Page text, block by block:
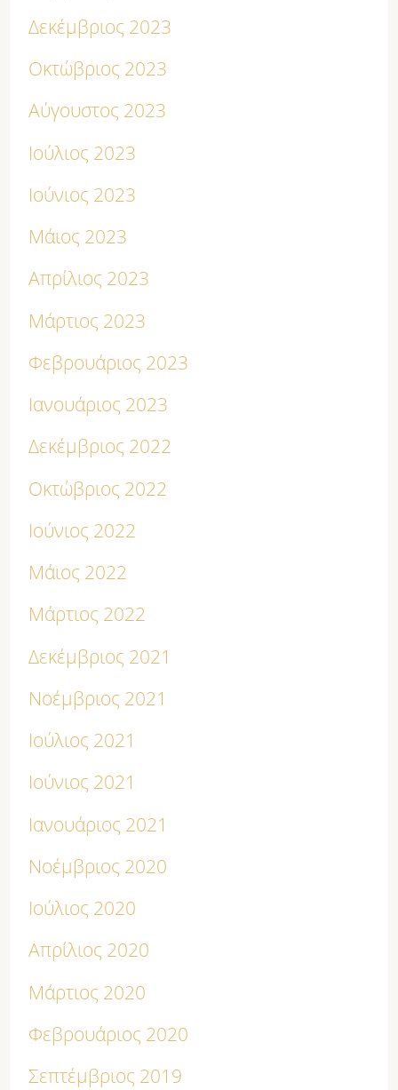
Δεκέμβριος 2023
Οκτώβριος 2023
Αύγουστος 2023
Ιούλιος 2023
Ιούνιος 2023
Μάιος 2023
Απρίλιος 2023
Μάρτιος 2023
Φεβρουάριος 2023
Ιανουάριος 2023
Δεκέμβριος 2022
Οκτώβριος 2022
Ιούνιος 2022
Μάιος 2022
Μάρτιος 2022
Δεκέμβριος 2021
Νοέμβριος 2021
Ιούλιος 2021
Ιούνιος 2021
Ιανουάριος 2021
Νοέμβριος 2020
Ιούλιος 2020
Απρίλιος 2020
Μάρτιος 2020
Φεβρουάριος 2020
Σεπτέμβριος 2019